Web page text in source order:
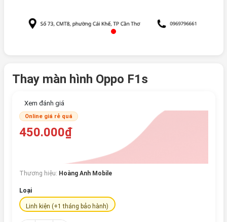
Thay màn hình Oppo F1s
Xem đánh giá
Online giá rẻ quá
450.000₫
Thương hiệu: Hoàng Anh Mobile
Loại
Linh kiện (+1 tháng bảo hành)